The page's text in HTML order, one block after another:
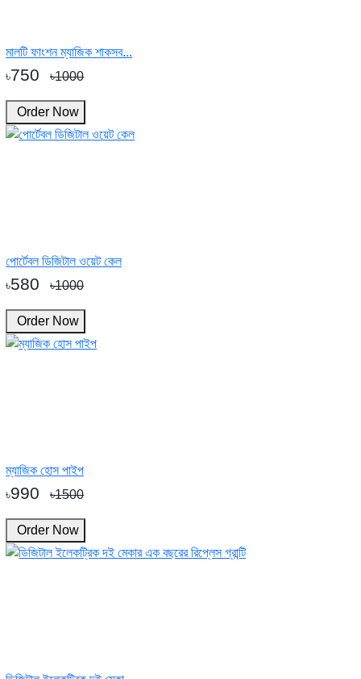
মালটি ফাংশন ম্যাজিক শাকসব...
৳750 ৳1000
Order Now
পোর্টেবল ডিজিটাল ওয়েট কেল
৳580 ৳1000
Order Now
ম্যাজিক হোস পাইপ
৳990 ৳1500
Order Now